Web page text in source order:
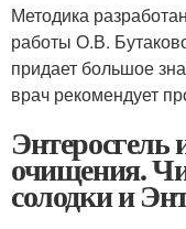
Методика
работы О.В.
придает большое
врач рекомендует
Энтеросгель
очищения.
солодки и